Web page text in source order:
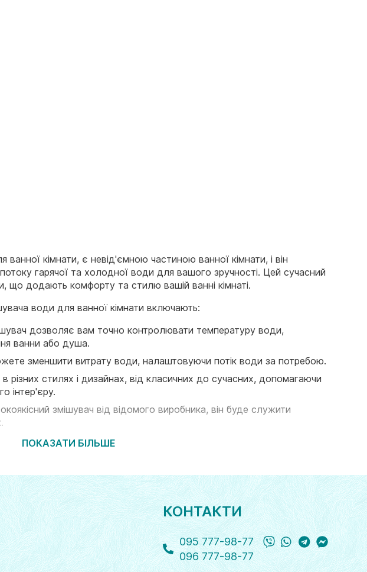
кімнати, є невід'ємною частиною ванної кімнати, і він
гарячої та холодної води для вашого зручності. Цей сучасний
що додають комфорту та стилю вашій ванні кімнаті.
води для ванної кімнати включають:
дозволяє вам точно контролювати температуру води,
ванни або душа.
зменшити витрату води, налаштовуючи потік води за потребою.
різних стилях і дизайнах, від класичних до сучасних, допомагаючи
інтер'єру.
змішувач від відомого виробника, він буде служити
додатковими функціями, такими як душовий насадок, регулювання
функціональний аксесуар, але і деталь, яка додає комфорт і
за собою. Вибираючи змішувач для ванної кімнати, враховуйте
створити затишну та елегантну обстановку.
ПОКАЗАТИ БІЛЬШЕ
КОНТАКТИ
095 777-98-77 ViberWhatsApp
Telegram
096 777-98-77